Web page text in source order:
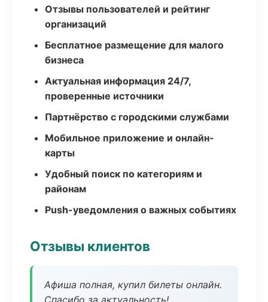
Отзывы пользователей и рейтинг
организаций
Бесплатное размещение для малого
бизнеса
Актуальная информация 24/7,
проверенные источники
Партнёрство с городскими службами
Мобильное приложение и онлайн-
карты
Удобный поиск по категориям и
районам
Push-уведомления о важных событиях
Отзывы клиентов
Афиша полная, купил билеты онлайн.
Спасибо за актуальность!